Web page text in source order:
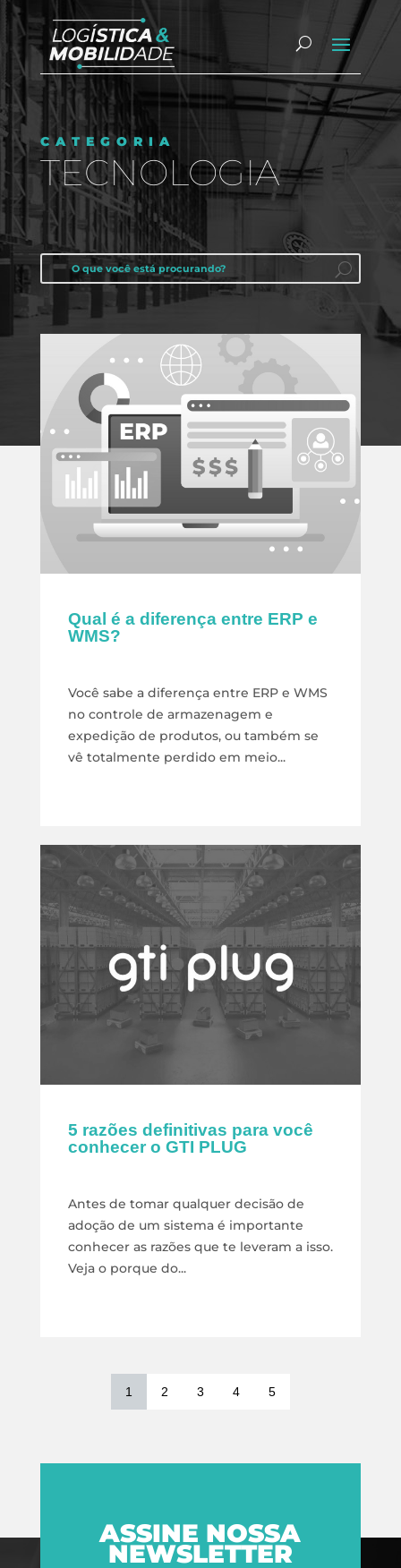
CATEGORIA
TECNOLOGIA
Qual é a diferença entre ERP e
WMS?
Você sabe a diferença entre ERP e WMS
no controle de armazenagem e
expedição de produtos, ou também se
vê totalmente perdido em meio...
5 razões definitivas para você
conhecer o GTI PLUG
Antes de tomar qualquer decisão de
adoção de um sistema é importante
conhecer as razões que te leveram a isso.
Veja o porque do...
1 2 3 4 5
ASSINE NOSSA
NEWSLETTER